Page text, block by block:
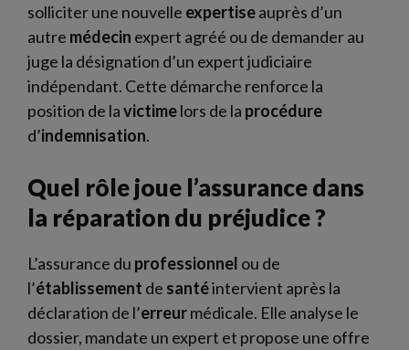
solliciter une nouvelle expertiseauprès d’un
autre médecin expert agréé ou de demander au
juge la désignation d’un expert judiciaire
indépendant. Cette démarche renforce la
position de lavictimelors de la procédure
d’indemnisation.
Quel rôle joue l’assurance dans
la réparation du préjudice ?
L’assurance du professionnel ou de
l’établissement de santéintervient après la
déclaration de l’erreurmédicale. Elle analyse le
dossier, mandate un expert et propose une offre